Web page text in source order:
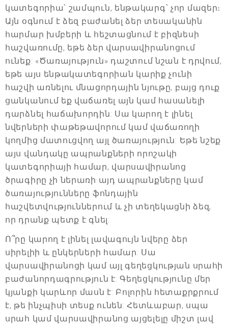
կատեգորիա՝ շամպուն, ենթակարգ՝ չոր մազեր։
Այն օգնում է ձեզ բաժանել ձեր տեսականին
հարմար խմբերի և հեշտացնում է բիզնեսի
հաշվառումը, եթե ձեր վարսավիրանոցում
ունեք: «Ծառայություն» դաշտում նշան է դրվում,
եթե այս ենթակատեգորիան կարիք չունի
հաշվի առնելու մնացորդային նյութը, բայց դուք
ցանկանում եք վաճառել այն կամ հասանելի
դարձնել հաճախորդին: Սա կարող է լինել
նվերների փաթեթավորում կամ վաճառողի
կողմից մատուցվող այլ ծառայություն: Եթե նշեք
այս վանդակը ապրանքների որոշակի
կատեգորիայի համար, վարսավիրանոց
ծրագիրը չի ներառի այդ ապրանքները կամ
ծառայությունները ֆոնդային
հաշվետվություններում և չի տեղեկացնի ձեզ,
որ դրանք պետք է գնել:
Ո՞րը կարող է լինել լավագույն նվերը ձեր
սիրելիի և ընկերների համար: Սա
վարսավիրանոցի կամ այլ գեղեցկության սրահի
բաժանորդագրություն է: Գեղեցկությունը մեր
կյանքի կարևոր մասն է: Բոլորին հետաքրքրում
է, թե ինչպիսի տեսք ունեն: Հետևաբար, սպա
սրահ կամ վարսավիրանոց այցելելը միշտ լավ